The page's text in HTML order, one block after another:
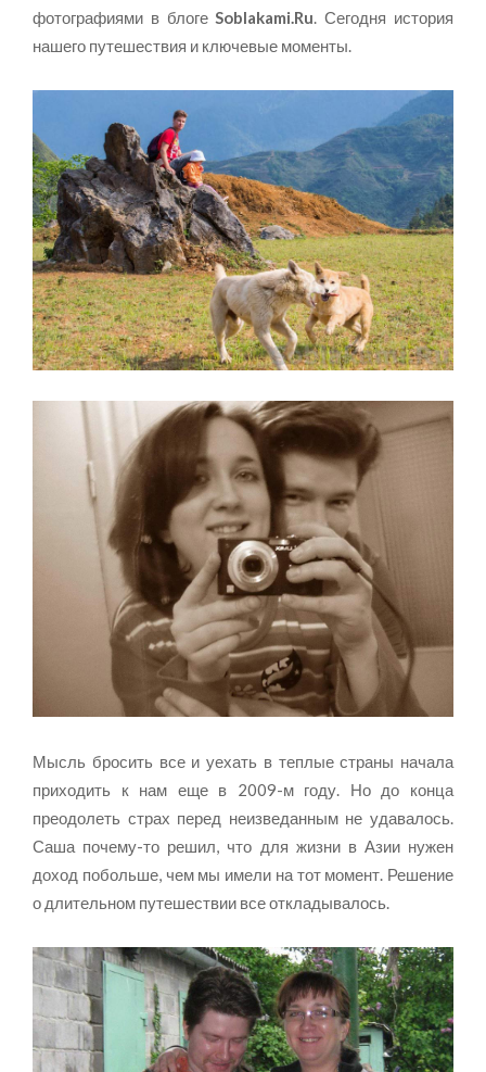
фотографиями в блогеSoblakami.Ru. Сегодня история
нашего путешествия и ключевые моменты.
Мысль бросить все и уехать в теплые страны начала
приходить к нам еще в 2009-м году. Но до конца
преодолеть страх перед неизведанным не удавалось.
Саша почему-то решил, что для жизни в Азии нужен
доход побольше, чем мы имели на тот момент. Решение
о длительном путешествии все откладывалось.